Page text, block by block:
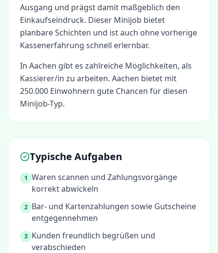
Ausgang und prägst damit maßgeblich den
Einkaufseindruck. Dieser Minijob bietet
planbare Schichten und ist auch ohne vorherige
Kassenerfahrung schnell erlernbar.
In Aachen gibt es zahlreiche Möglichkeiten, als
Kassierer/in zu arbeiten. Aachen bietet mit
250.000 Einwohnern gute Chancen für diesen
Minijob-Typ.
Typische Aufgaben
1 Waren scannen und Zahlungsvorgänge
korrekt abwickeln
2 Bar- und Kartenzahlungen sowie Gutscheine
entgegennehmen
3 Kunden freundlich begrüßen und
verabschieden